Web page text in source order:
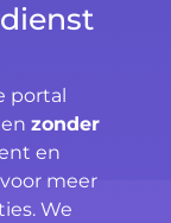
portal
zonder
en
meer
We